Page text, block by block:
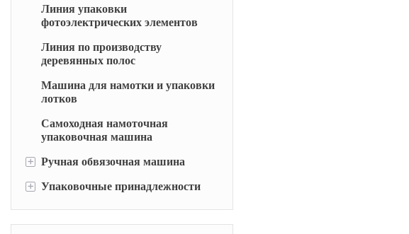
Линия упаковки
фотоэлектрических элементов
Линия по производству
деревянных полос
Машина для намотки и упаковки
лотков
Самоходная намоточная
упаковочная машина
+ Ручная обвязочная машина
Пневматическая обвязочная
Электрическая обвязочная
+ Упаковочные принадлежности
Полипропиленовая стретч-
пленка